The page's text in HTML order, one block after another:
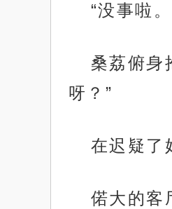
“没事啦。
桑荔俯身
呀？”
在迟疑了
偌大的客